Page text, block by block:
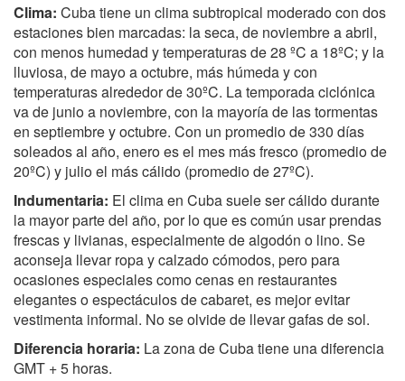
Clima: Cuba tiene un clima subtropical moderado con dos
estaciones bien marcadas: la seca, de noviembre a abril,
con menos humedad y temperaturas de 28 ºC a 18ºC; y la
lluviosa, de mayo a octubre, más húmeda y con
temperaturas alrededor de 30ºC. La temporada ciclónica
va de junio a noviembre, con la mayoría de las tormentas
en septiembre y octubre. Con un promedio de 330 días
soleados al año, enero es el mes más fresco (promedio de
20ºC) y julio el más cálido (promedio de 27ºC).
Indumentaria: El clima en Cuba suele ser cálido durante
la mayor parte del año, por lo que es común usar prendas
frescas y livianas, especialmente de algodón o lino. Se
aconseja llevar ropa y calzado cómodos, pero para
ocasiones especiales como cenas en restaurantes
elegantes o espectáculos de cabaret, es mejor evitar
vestimenta informal. No se olvide de llevar gafas de sol.
Diferencia horaria: La zona de Cuba tiene una diferencia
GMT + 5 horas.